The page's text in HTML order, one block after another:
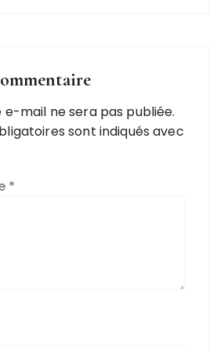
mail ne sera pas publiée.
sont indiqués avec
*